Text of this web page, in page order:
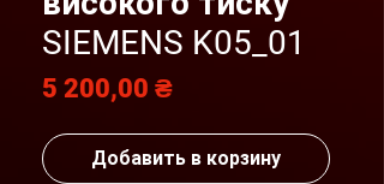
SIEMENS K05_01
5 200,00 ₴Цена
Добавить в корзину